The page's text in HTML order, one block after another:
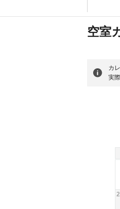
空室
カ
実
2